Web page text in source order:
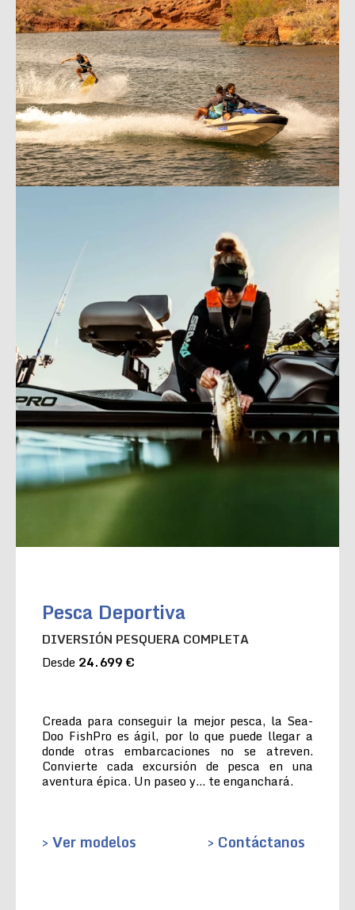
Pesca Deportiva
DIVERSIÓN PESQUERA COMPLETA
Desde 24.699 €
Creada para conseguir la mejor pesca, la Sea-
Doo FishPro es ágil, por lo que puede llegar a
donde otras embarcaciones no se atreven.
Convierte cada excursión de pesca en una
aventura épica. Un paseo y… te enganchará.
> Ver modelos > Contáctanos